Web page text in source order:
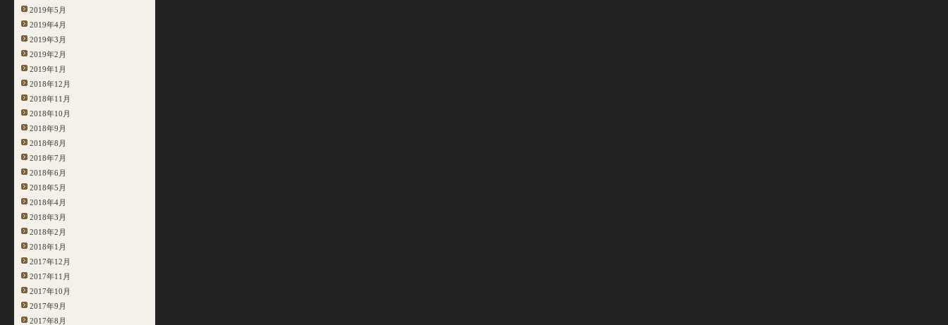
2019年5月
2019年4月
2019年3月
2019年2月
2019年1月
2018年12月
2018年11月
2018年10月
2018年9月
2018年8月
2018年7月
2018年6月
2018年5月
2018年4月
2018年3月
2018年2月
2018年1月
2017年12月
2017年11月
2017年10月
2017年9月
2017年8月